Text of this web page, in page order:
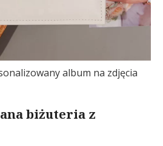
album na zdjęcia
biżuteria z